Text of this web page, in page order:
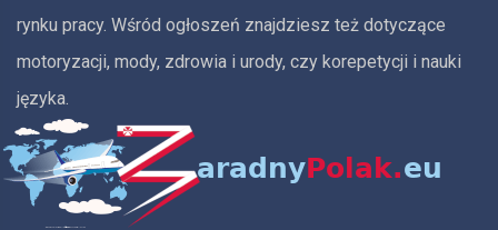
rynku pracy. Wśród ogłoszeń znajdziesz też dotyczące
motoryzacji, mody, zdrowia i urody, czy korepetycji i nauki
języka.